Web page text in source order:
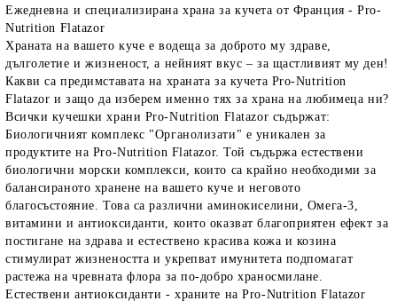
Flatazor, Gimborn
Ежедневна и специализирана храна за кучета от Франция - Pro-
Nutrition Flatazor
Храната на вашето куче е водеща за доброто му здраве,
дълголетие и жизненост, а нейният вкус – за щастливият му ден!
Какви са предимставата на храната за кучета Pro-Nutrition
Flatazor и защо да изберем именно тях за храна на любимеца ни?
Всички кучешки храни Pro-Nutrition Flatazor съдържат:
Биологичният комплекс "Органолизати" е уникален за
продуктите на Pro-Nutrition Flatazor. Той съдържа естествени
биологични морски комплекси, които са крайно необходими за
балансираното хранене на вашето куче и неговото
благосъстояние. Това са различни аминокиселини, Омега-3,
витамини и антиоксиданти, които оказват благоприятен ефект за
постигане на здрава и естествено красива кожа и козина
стимулират жизнеността и укрепват имунитета подпомагат
растежа на чревната флора за по-добро храносмилане.
Естествени антиоксиданти - храните на Pro-Nutrition Flatazor